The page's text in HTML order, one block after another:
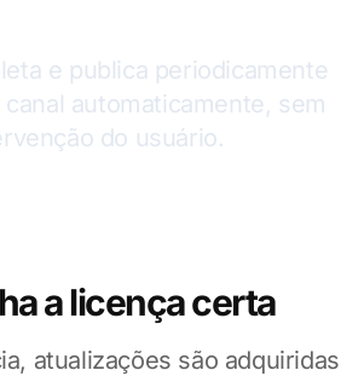
e publica periodicamente
automaticamente, sem
do usuário.
a licença certa
atualizações são adquiridas